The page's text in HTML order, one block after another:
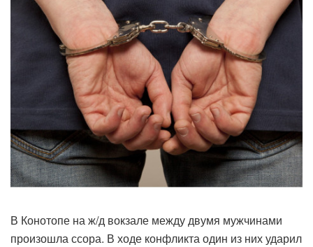
В Конотопе на ж/д вокзале между двумя мужчинами
произошла ссора. В ходе конфликта один из них ударил